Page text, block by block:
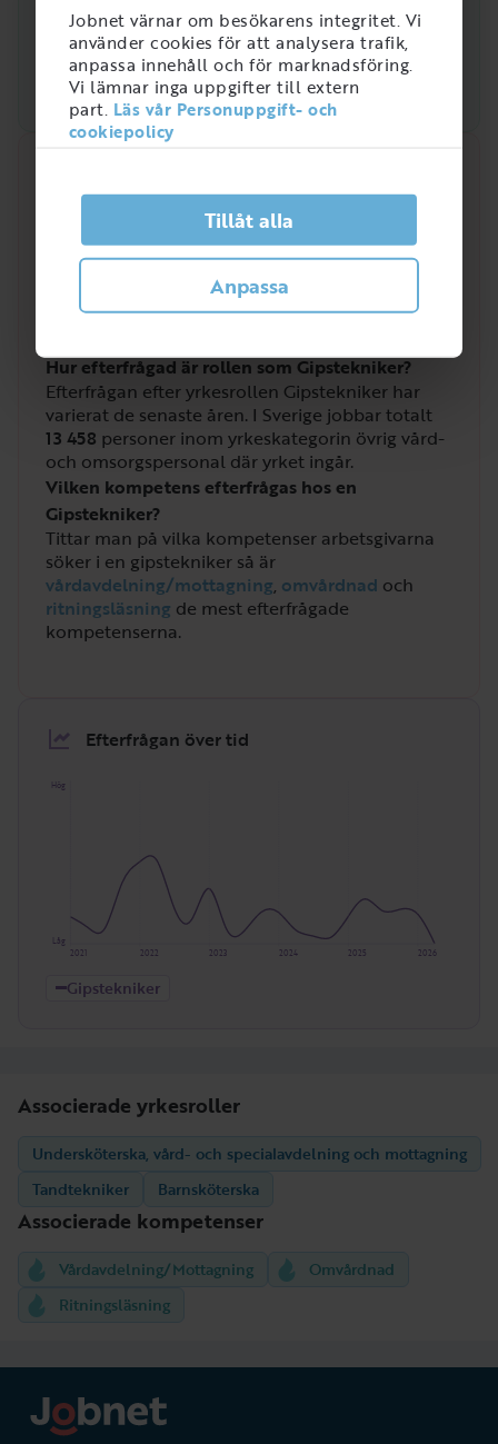
Jobnet värnar om besökarens integritet. Vi
använder cookies för att analysera trafik,
anpassa innehåll och för marknadsföring.
Vi lämnar inga uppgifter till extern
part. Läs vår Personuppgift- och
cookiepolicy
Tillåt alla
Anpassa
Efterfrågan på arbetsmarknaden just nu
Hur efterfrågad är rollen som Gipstekniker?
Efterfrågan efter yrkesrollen Gipstekniker har
varierat de senaste åren. I Sverige jobbar totalt
13 458 personer inom yrkeskategorin övrig vård-
och omsorgspersonal där yrket ingår.
Vilken kompetens efterfrågas hos en
Gipstekniker?
Tittar man på vilka kompetenser arbetsgivarna
söker i en gipstekniker så är
vårdavdelning/mottagning, omvårdnad och
ritningsläsning de mest efterfrågade
kompetenserna.
Efterfrågan över tid
Hög
Låg
2026
2025
2024
2023
2022
2021
Gipstekniker
Associerade yrkesroller
Undersköterska, vård- och specialavdelning och mottagning
Tandtekniker
Barnsköterska
Associerade kompetenser
Vårdavdelning/Mottagning
Omvårdnad
Ritningsläsning